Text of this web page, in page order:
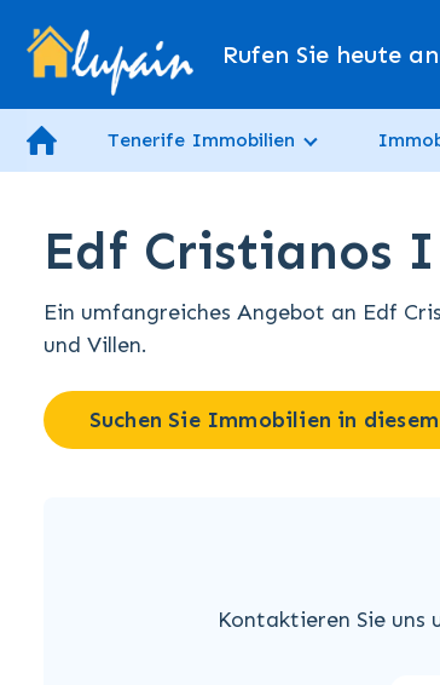
Rufen Sie heute an
Tenerife Immobilien
Edf Cristianos
Ein umfangreiches Angebot an Edf
und Villen.
Suchen Sie Immobilien in
Kontaktieren Sie